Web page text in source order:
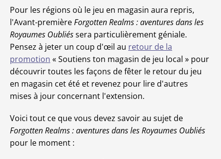
Pour les régions où le jeu en magasin aura repris,
l'Avant-premièreForgotten Realms : aventures dans les
Royaumes Oubliéssera particulièrement géniale.
Pensez à jeter un coup d'œil au retour de la
promotion « Soutiens ton magasin de jeu local » pour
découvrir toutes les façons de fêter le retour du jeu
en magasin cet été et revenez pour lire d'autres
mises à jour concernant l'extension.
Voici tout ce que vous devez savoir au sujet de
Forgotten Realms : aventures dans les Royaumes Oubliés
pour le moment :